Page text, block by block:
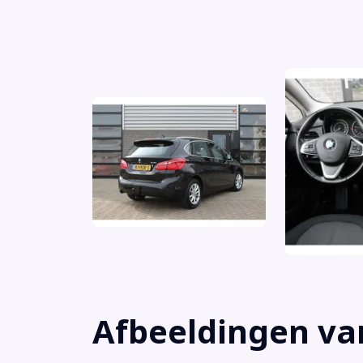
Achterbank in delen neerklapbaar
Airbag(s) hoofd achter
Airbag(s) hoofd voor
Airbag(s) side voor
Airbag bestuurder
Airbag passagier
Afbeeldingen